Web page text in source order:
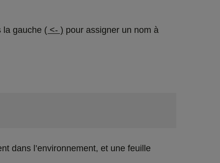
la gauche ( <- ) pour assigner un nom à
dans l’environnement, et une feuille